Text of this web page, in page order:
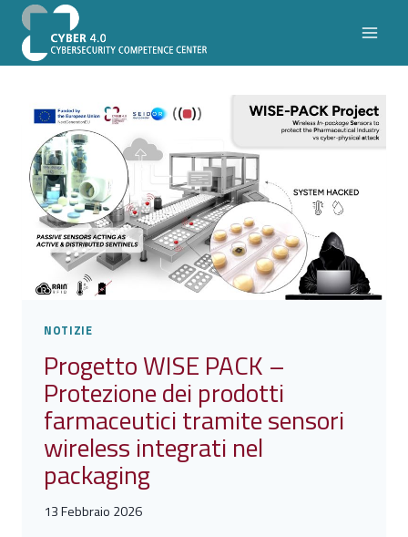
Salta
contenuto
NOTIZIE
Progetto WISE PACK –
Protezione dei prodotti
farmaceutici tramite sensori
wireless integrati nel
packaging
13 Febbraio 2026